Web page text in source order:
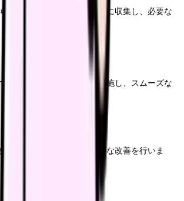
のフィードバックを積極的に収集し、必要な
る説明会や必要な研修を実施し、スムーズな
果を定期的に検証し、必要な改善を行いま